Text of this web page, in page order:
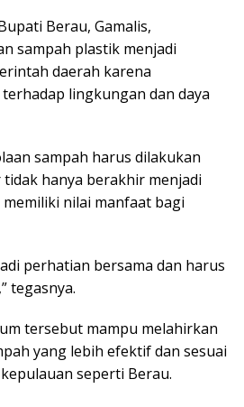
Berau, Gamalis,
sampah plastik menjadi
daerah karena
lingkungan dan daya
sampah harus dilakukan
hanya berakhir menjadi
nilai manfaat bagi
perhatian bersama dan harus
tegasnya.
tersebut mampu melahirkan
yang lebih efektif dan sesuai
seperti Berau.